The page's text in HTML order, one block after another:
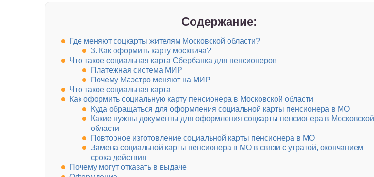
Содержание:
Где меняют соцкарты жителям Московской области?
3. Как оформить карту москвича?
Что такое социальная карта Сбербанка для пенсионеров
Платежная система МИР
Почему Маэстро меняют на МИР
Что такое социальная карта
Как оформить социальную карту пенсионера в Московской области
Куда обращаться для оформления социальной карты пенсионера в МО
Какие нужны документы для оформления соцкарты пенсионера в Московской
области
Повторное изготовление социальной карты пенсионера в МО
Замена социальной карты пенсионера в МО в связи с утратой, окончанием
срока действия
Почему могут отказать в выдаче